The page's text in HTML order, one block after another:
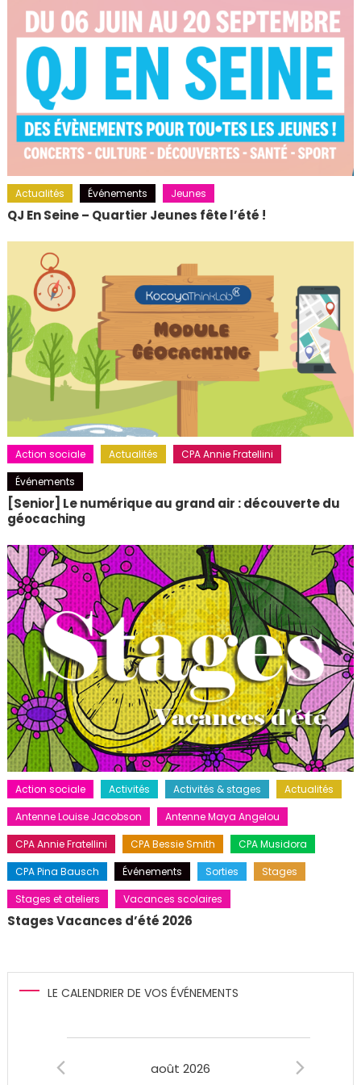
Actualités Événements Jeunes
QJ En Seine – Quartier Jeunes fête l’été !
Action sociale Actualités
CPA Annie Fratellini
Événements
[Senior] Le numérique au grand air : découverte du
géocaching
Action sociale Activités Activités & stages
Actualités
Antenne Louise Jacobson
Antenne Maya Angelou
CPA Annie Fratellini
CPA Bessie Smith
CPA Musidora
CPA Pina Bausch
Événements Sorties
Stages
Stages et ateliers
Vacances scolaires
Stages Vacances d’été 2026
LE CALENDRIER DE VOS ÉVÉNEMENTS
août 2026